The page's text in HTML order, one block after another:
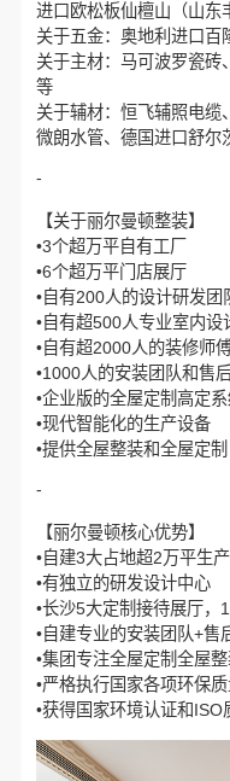
进口欧松板仙檀山（山东
关于五金：奥地利进口百
关于主材：马可波罗瓷砖
等
关于辅材：恒飞辅照电缆
微朗水管、德国进口舒尔
-
【关于丽尔曼顿整装】
•3个超万平自有工厂
•6个超万平门店展厅
•自有200人的设计研发
•自有超500人专业室内设
•自有超2000人的装修师
•1000人的安装团队和售
•企业版的全屋定制高定
•现代智能化的生产设备
•提供全屋整装和全屋定制
-
【丽尔曼顿核心优势】
•自建3大占地超2万平生
•有独立的研发设计中心
•长沙5大定制接待展厅，
•自建专业的安装团队+售
•集团专注全屋定制全屋
•严格执行国家各项环保
•获得国家环境认证和ISO